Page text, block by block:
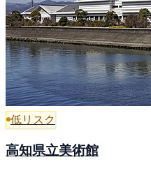
低リスク
高知県立美術館